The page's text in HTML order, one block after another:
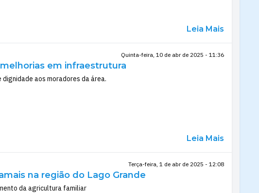
Leia Mais
Quinta-feira, 10 de abr de 2025 - 11:36
em infraestrutura
aos moradores da área.
Leia Mais
Terça-feira, 1 de abr de 2025 - 12:08
na região do Lago Grande
da agricultura familiar